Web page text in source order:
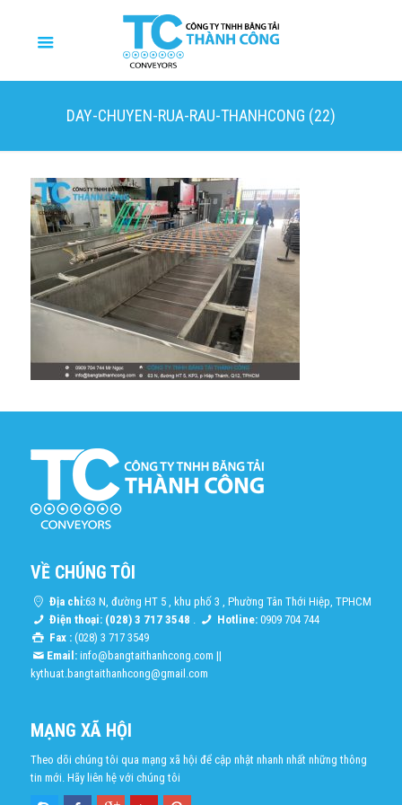
DAY-CHUYEN-RUA-RAU-THANHCONG (22)
VỀ CHÚNG TÔI
Địa chỉ:63 N, đường HT 5 , khu phố 3 , Phường Tân Thới Hiệp, TPHCM
Điện thoại: (028) 3 717 3548 . Hotline: 0909 704 744
Fax :(028) 3 717 3549
Email: info@bangtaithanhcong.com ||
kythuat.bangtaithanhcong@gmail.com
MẠNG XÃ HỘI
Theo dõi chúng tôi qua mạng xã hội để cập nhật nhanh nhất những thông
tin mới. Hãy liên hệ với chúng tôi